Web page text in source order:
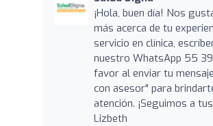
¡Hola, buen día! Nos
más acerca de tu
servicio en clínica,
nuestro WhatsApp 55
favor al enviar tu
con asesor" para
atención. ¡Seguimos a
Lizbeth